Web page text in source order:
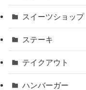
スイーツショップ
ステーキ
テイクアウト
ハンバーガー